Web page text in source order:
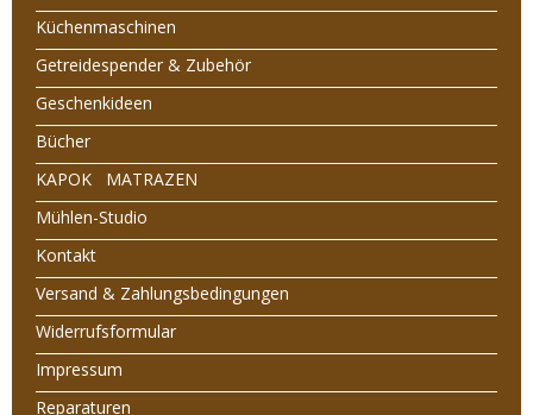
Küchenmaschinen
Getreidespender & Zubehör
Geschenkideen
Bücher
KAPOK MATRAZEN
Mühlen-Studio
Kontakt
Versand & Zahlungsbedingungen
Widerrufsformular
Impressum
Reparaturen